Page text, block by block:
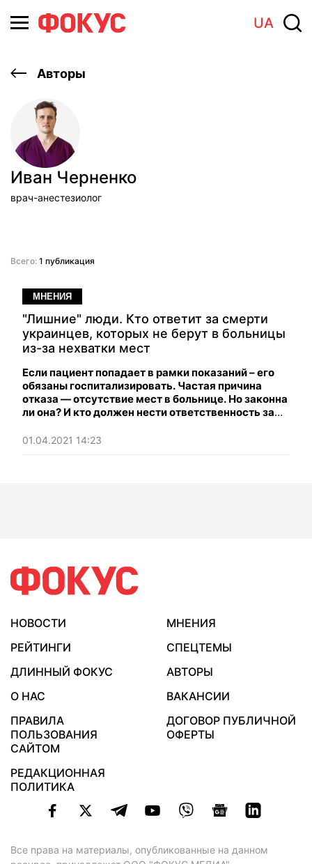
UA
Авторы
Иван Черненко
врач-анестезиолог
Всего: 1 публикация
МНЕНИЯ
"Лишние" люди. Кто ответит за смерти
украинцев, которых не берут в больницы
из-за нехватки мест
Если пациент попадает в рамки показаний – его
обязаны госпитализировать. Частая причина
отказа — отсутствие мест в больнице. Но законна
ли она? И кто должен нести ответственность за
01.04.2021 14:23
НОВОСТИ
МНЕНИЯ
РЕЙТИНГИ
СПЕЦТЕМЫ
ДЛИННЫЙ ФОКУС
АВТОРЫ
О НАС
ВАКАНСИИ
ПРАВИЛА
ПОЛЬЗОВАНИЯ
САЙТОМ
ДОГОВОР ПУБЛИЧНОЙ
ОФЕРТЫ
РЕДАКЦИОННАЯ
ПОЛИТИКА
Все права на материалы, опубликованные на данном